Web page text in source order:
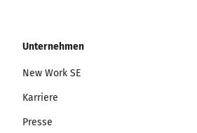
Unternehmen
New Work SE
Karriere
Presse